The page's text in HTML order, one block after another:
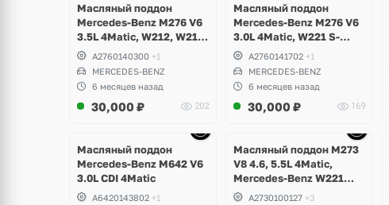
Масляный поддон
Mercedes-Benz M276 V6
3.5L 4Matic, W212, W213,
W207, W253 GLC 43
AMG, GLE W166, GLK
X204, W217, W221, W222
S-Class, Maybach
A2760140300 +1
MERCEDES-BENZ
6 месяцев назад
30,000 ₽ 202
Масляный поддон
Mercedes-Benz M276 V6
3.0L 4Matic, W221 S-
ClassA2760141702 +1
MERCEDES-BENZ
6 месяцев назад
30,000 ₽ 169
Масляный поддон
Mercedes-Benz M642 V6
3.0L CDI 4Matic
A6420143802 +1
Масляный поддон M273
V8 4.6, 5.5L 4Matic,
Mercedes-Benz W221
S500A2730100127 +3